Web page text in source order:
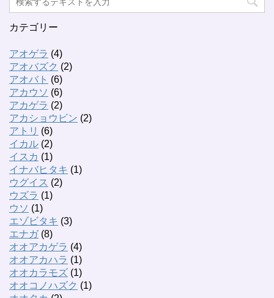
カテゴリー
アオゲラ (4)
アオバズク (2)
アオバト (6)
アカウソ (6)
アカゲラ (2)
アカショウビン (2)
アトリ (6)
イカル (2)
イスカ (1)
イナバヒタキ (1)
ウグイス (2)
ウズラ (1)
ウソ (1)
エゾビタキ (3)
エナガ(8)
オオアカゲラ (4)
オオアカハラ (1)
オオカラモズ (1)
オオコノハズク (1)